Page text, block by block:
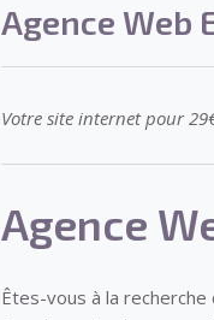
Agence Web
Votre site internet pour
Agence
Êtes-vous à la recherche